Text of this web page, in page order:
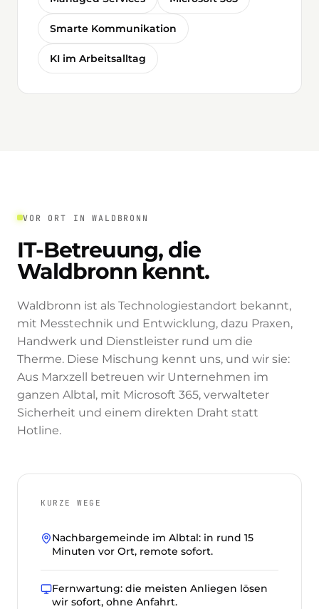
Smarte Kommunikation
KI im Arbeitsalltag
VOR ORT IN WALDBRONN
IT-Betreuung, die
Waldbronn kennt.
Waldbronn ist als Technologiestandort bekannt,
mit Messtechnik und Entwicklung, dazu Praxen,
Handwerk und Dienstleister rund um die
Therme. Diese Mischung kennt uns, und wir sie:
Aus Marxzell betreuen wir Unternehmen im
ganzen Albtal, mit Microsoft 365, verwalteter
Sicherheit und einem direkten Draht statt
Hotline.
KURZE WEGE
Nachbargemeinde im Albtal: in rund 15
Minuten vor Ort, remote sofort.
Fernwartung: die meisten Anliegen lösen
wir sofort, ohne Anfahrt.